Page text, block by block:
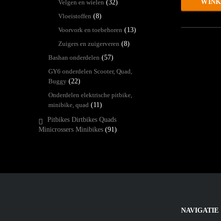
Velgen en wielen (32)
Vloeistoffen (8)
Voorvork en toebehoren (13)
Zuigers en zuigerveren (8)
Bashan onderdelen (57)
GY6 onderdelen Scooter, Quad,
Buggy (22)
Onderdelen elektrische pitbike,
minibike, quad (11)
Pitbikes Dirtbikes Quads
Minicrossers Minibikes (91)
NAVIGATIE